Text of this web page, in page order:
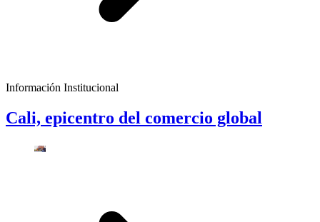
Información Institucional
Cali, epicentro del comercio global